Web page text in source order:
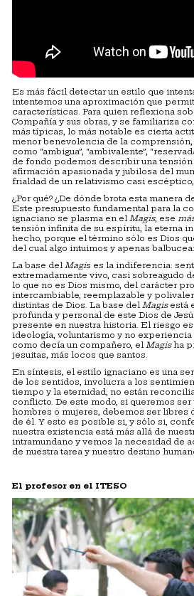
Es más fácil detectar un estilo que
intentemos una aproximación que
características. Para quien reflexiona
Compañía y sus obras, y se familiariza
más típicas, lo más notable es cierta
menor benevolencia de la
como “ambigua”, “ambivalente”,
de fondo podemos describir una
afirmación apasionada y jubilosa del
frialdad de un relativismo casi escéptico,
¿Por qué? ¿De dónde brota esta manera
Este presupuesto fundamental para la
ignaciano se plasma en el Magis, ese
tensión infinita de su espíritu, la eterna
hecho, porque el término sólo es Dios
del cual algo intuimos y apenas
La base del Magis es la indiferencia:
extremadamente vivo, casi sobreagudo
lo que no es Dios mismo, del carácter
intercambiable, reemplazable y
distintas de Dios. La base del Magisestá
profunda y personal de este Dios de
presente en nuestra historia. El riesgo
ideología, voluntarismo y no experiencia
como decía un compañero, el Magisha
jesuitas, más locos que santos.
En síntesis, el estilo ignaciano es una
de los sentidos, involucra a los
tiempo y la eternidad, no están
conflicto. De este modo, si queremos
hombres o mujeres, debemos ser libres
de él. Y esto es posible si, y sólo si,
nuestra existencia está más allá de
intramundano y vemos la necesidad de
de nuestra tarea y nuestro destino
El profesor en el ITESO